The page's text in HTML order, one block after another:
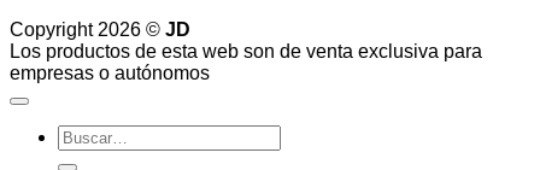
Copyright 2026 © JD
Los productos de esta web son de venta exclusiva para
empresas o autónomos
Buscar
por: